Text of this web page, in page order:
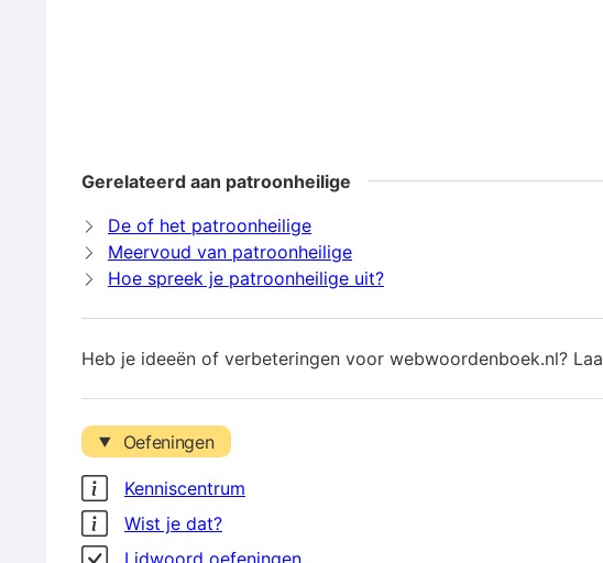
Gerelateerd aan patroonheilige
De of het patroonheilige
Meervoud van patroonheilige
Hoe spreek je patroonheilige uit?
Heb je ideeën of verbeteringen voor webwoordenboek.nl?
Oefeningen
Kenniscentrum
Wist je dat?
Lidwoord oefeningen